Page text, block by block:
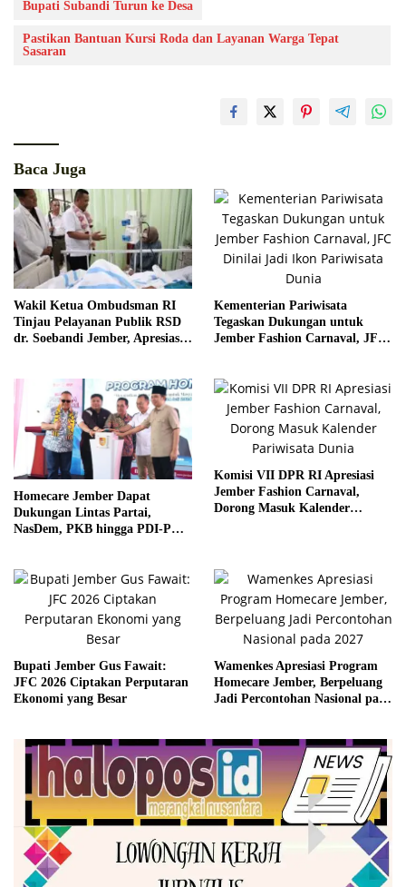
Bupati Subandi Turun ke Desa
Pastikan Bantuan Kursi Roda dan Layanan Warga Tepat
Sasaran
Baca Juga
Wakil Ketua Ombudsman RI
Tinjau Pelayanan Publik RSD
dr. Soebandi Jember, Apresiasi
Kementerian Pariwisata
Tegaskan Dukungan untuk
Jember Fashion Carnaval, JFC
Homecare Jember Dapat
Dukungan Lintas Partai,
NasDem, PKB hingga PDI-P
Komisi VII DPR RI Apresiasi
Jember Fashion Carnaval,
Dorong Masuk Kalender
Bupati Jember Gus Fawait:
JFC 2026 Ciptakan Perputaran
Ekonomi yang Besar
Wamenkes Apresiasi Program
Homecare Jember, Berpeluang
Jadi Percontohan Nasional pada